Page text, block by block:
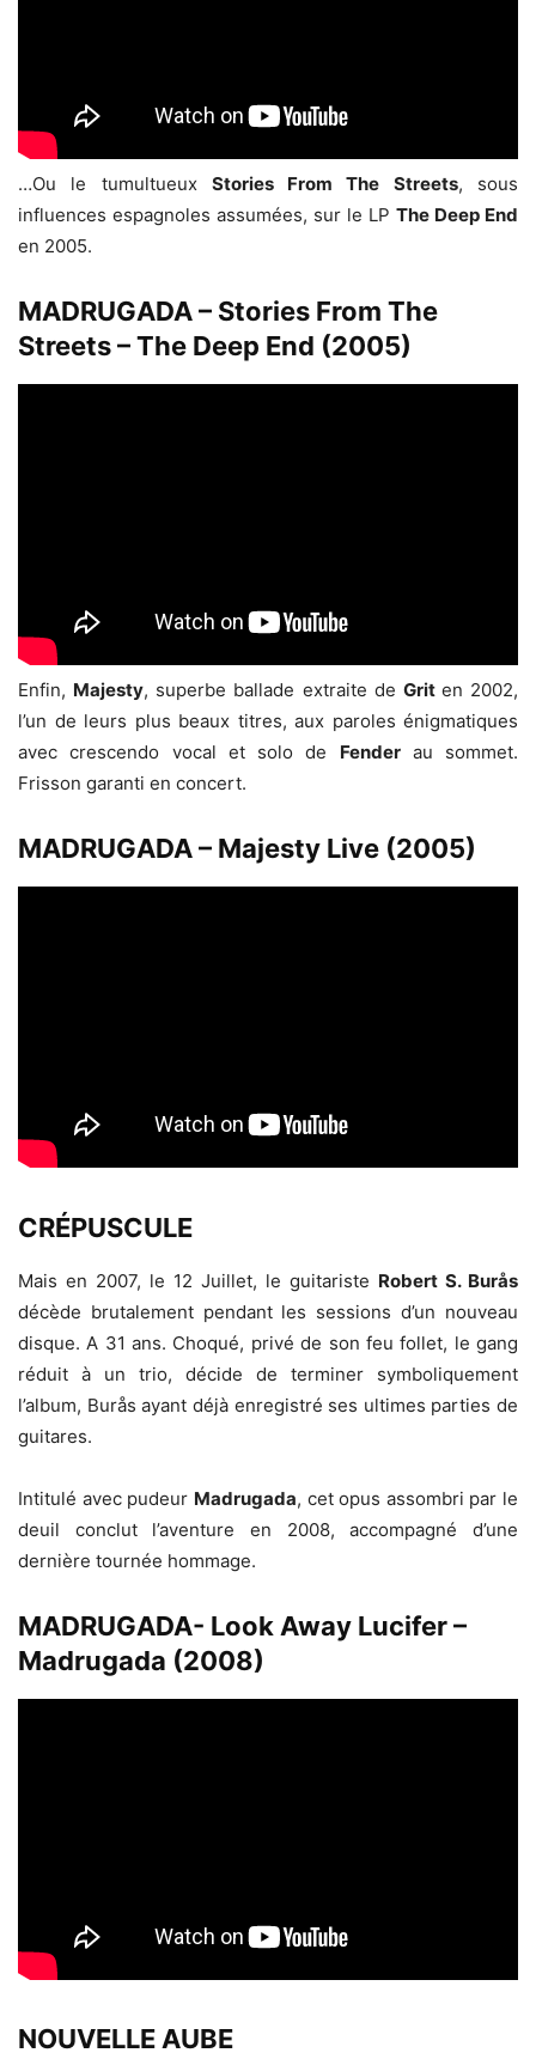
…Ou le tumultueux Stories From The Streets, sous
influences espagnoles assumées, sur le LP The Deep End
en 2005.
MADRUGADA – Stories From The
Streets – The Deep End (2005)
Enfin, Majesty, superbe ballade extraite de Grit en 2002,
l’un de leurs plus beaux titres, aux paroles énigmatiques
avec crescendo vocal et solo de Fenderau sommet.
Frisson garanti en concert.
MADRUGADA – Majesty Live (2005)
CRÉPUSCULE
Mais en 2007, le 12 Juillet, le guitariste Robert S. Burås
décède brutalement pendant les sessions d’un nouveau
disque. A 31 ans. Choqué, privé de son feu follet, le gang
réduit à un trio, décide de terminer symboliquement
l’album, Burås ayant déjà enregistré ses ultimes parties de
guitares.
Intitulé avec pudeur Madrugada, cet opus assombri par le
deuil conclut l’aventure en 2008, accompagné d’une
dernière tournée hommage.
MADRUGADA- Look Away Lucifer –
Madrugada (2008)
NOUVELLE AUBE